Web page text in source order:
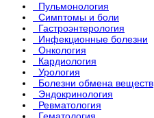
Пульмонология
Симптомы и боли
Гастроэнтерология
Инфекционные болезни
Онкология
Кардиология
Урология
Болезни обмена веществ
Эндокринология
Ревматология